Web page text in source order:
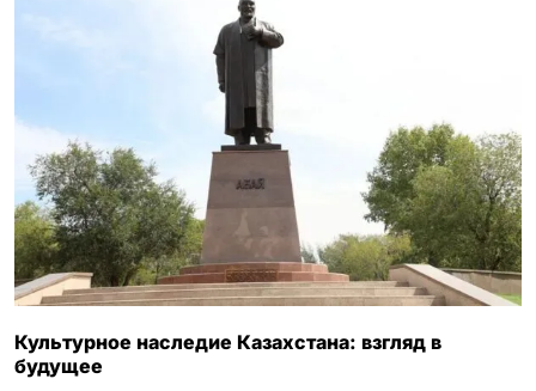
Культурное наследие Казахстана: взгляд в
будущее